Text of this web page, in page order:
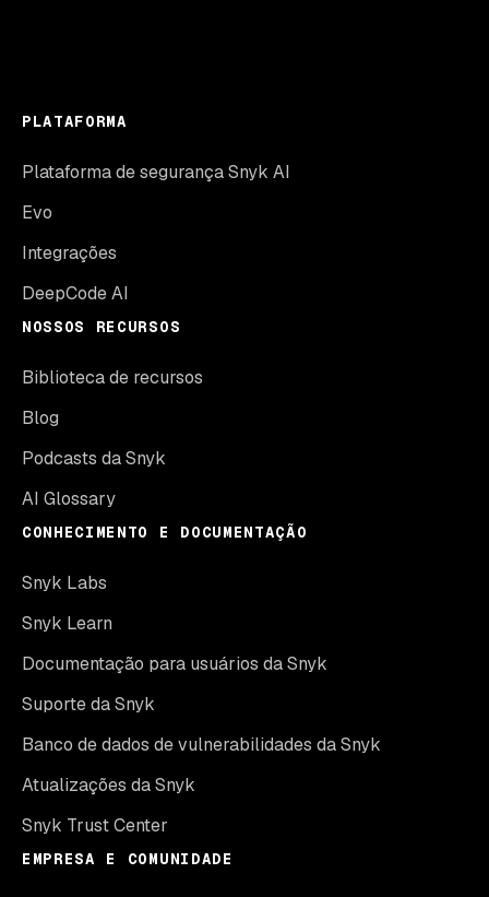
PLATAFORMA
Plataforma de segurança Snyk AI
Evo
Integrações
DeepCode AI
NOSSOS RECURSOS
Biblioteca de recursos
Blog
Podcasts da Snyk
AI Glossary
CONHECIMENTO E DOCUMENTAÇÃO
Snyk Labs
Snyk Learn
Documentação para usuários da Snyk
Suporte da Snyk
Banco de dados de vulnerabilidades da Snyk
Atualizações da Snyk
Snyk Trust Center
EMPRESA E COMUNIDADE